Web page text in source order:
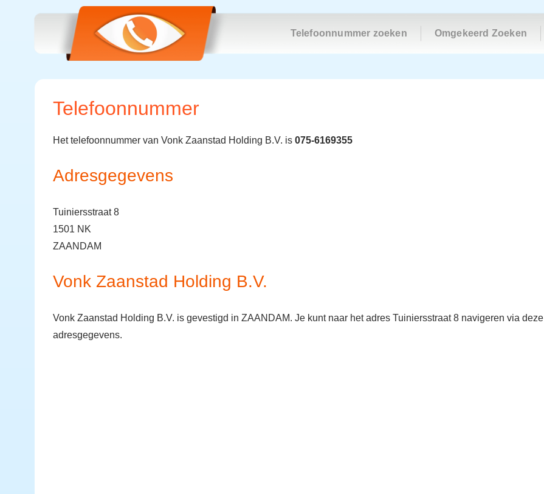
Telefoonnummer zoeken Omgekeerd Zoeken
Telefoonnummer
Het telefoonnummer van Vonk Zaanstad Holding B.V. is 075-6169355
Adresgegevens
Tuiniersstraat 8
1501 NK
ZAANDAM
Vonk Zaanstad Holding B.V.
Vonk Zaanstad Holding B.V. is gevestigd in ZAANDAM. Je kunt naar het adres Tuiniersstraat 8 navigeren via deze
adresgegevens.